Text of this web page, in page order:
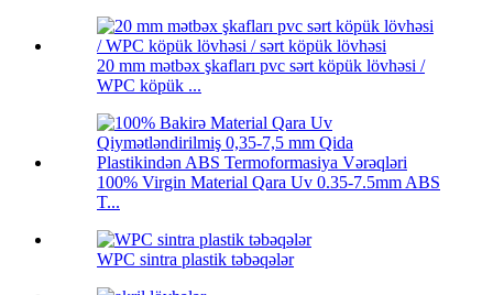
20 mm mətbəx şkafları pvc sərt köpük lövhəsi /
WPC köpük ...
100% Virgin Material Qara Uv 0.35-7.5mm ABS
T...
WPC sintra plastik təbəqələr